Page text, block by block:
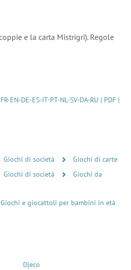
e la carta Mistrigri). Regole
EN-DE-ES-IT-PT-NL-SV-DA-RU | PDF |
Giochi di società
Giochi di carte
Giochi di società
Giochi da
Giochi e giocattoli per bambini in età
Djeco